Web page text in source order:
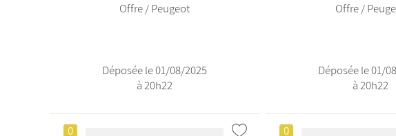
Offre / Peugeot
Déposée le 01/08/2025
à 20h22
Offre /
Déposée le 01/
à 20h22
0 0